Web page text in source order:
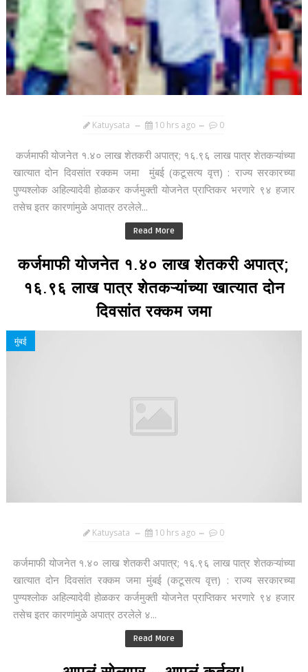
Katuysata 10 hrs ago 0
कर्जमाफी योजनेत १.४० लाख शेतकरी अपात्र; १६.९६ लाख पात्र शेतकऱ्यांच्या
खात्यात दोन दिवसांत रक्कम जमा मुंबई (कटूसत्य वृत्त) : राज्य सरकारच्या
पुण्यश्लोक अहिल्यादेवी होळकर कर्जमुक्ती योजनेत प्राप्तिकर भरणारे ९४ हजार
तसेच इतर कारणांमुळे अपात्र ठरलेले...
Read More
कर्जमाफी योजनेत १.४० लाख शेतकरी अपात्र;
१६.९६ लाख पात्र शेतकऱ्यांच्या खात्यात दोन
दिवसांत रक्कम जमा
मुंबई
Katuysata 10 hrs ago 0
कर्जमाफी योजनेत १.४० लाख शेतकरी अपात्र; १६.९६ लाख पात्र शेतकऱ्यांच्या
खात्यात दोन दिवसांत रक्कम जमा मुंबई (कटूसत्य वृत्त) : राज्य सरकारच्या
पुण्यश्लोक अहिल्यादेवी होळकर कर्जमुक्ती योजनेत प्राप्तिकर भरणारे ९४ हजार
तसेच इतर कारणांमुळे अपात्र ठरलेले ४...
Read More